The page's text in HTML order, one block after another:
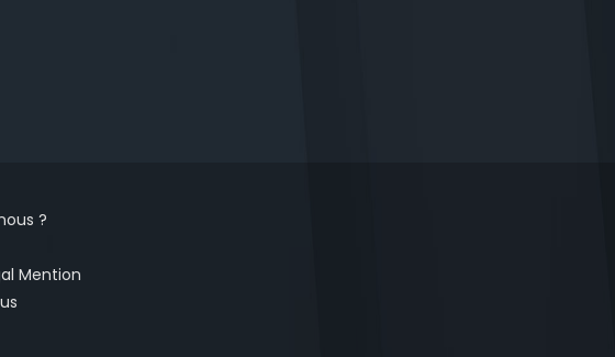
?
Mention